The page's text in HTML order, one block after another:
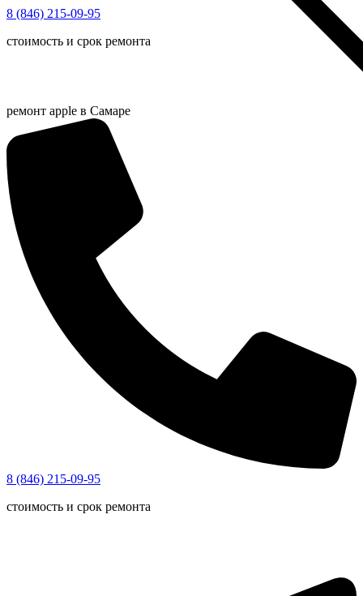
Перейти
содержимому
8 (846) 215-09-95
стоимость и срок ремонта
ремонт apple в Самаре
8 (846) 215-09-95
стоимость и срок ремонта
HIT